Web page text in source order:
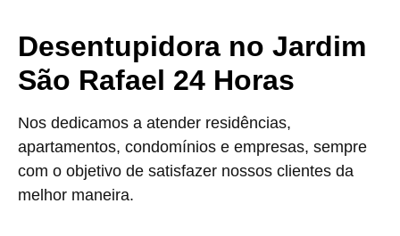
Desentupidora no Jardim
São Rafael 24 Horas
Nos dedicamos a atender residências,
apartamentos, condomínios e empresas, sempre
com o objetivo de satisfazer nossos clientes da
melhor maneira.